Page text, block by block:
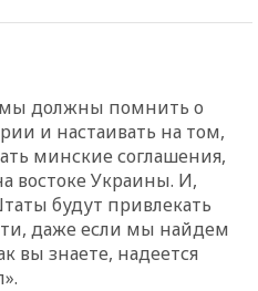
мы должны помнить о
и настаивать на том,
минские соглашения,
востоке Украины. И,
будут привлекать
даже если мы найдем
вы знаете, надеется